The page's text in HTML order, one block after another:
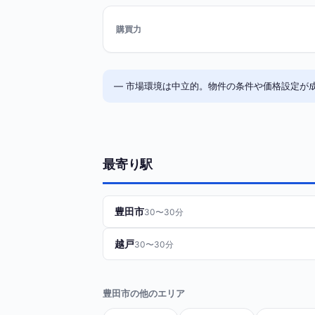
購買力
— 市場環境は中立的。物件の条件や価格設定が
最寄り駅
豊田市30〜30分
越戸30〜30分
豊田市の他のエリア